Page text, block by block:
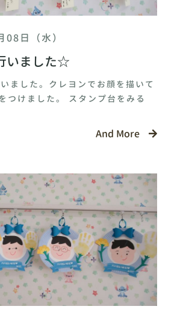
日（水）
いました☆
ました。クレヨンでお顔を描いて
つけました。 スタンプ台をみる
And More